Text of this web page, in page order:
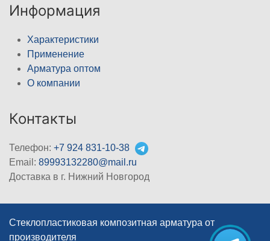
Информация
Характеристики
Применение
Арматура оптом
О компании
Контакты
Телефон: +7 924 831-10-38
Email: 89993132280@mail.ru
Доставка в г. Нижний Новгород
Стеклопластиковая композитная арматура от
производителя